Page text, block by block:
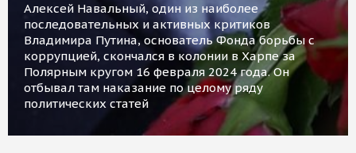
Алексей Навальный, один из наиболее
последовательных и активных критиков
Владимира Путина, основатель Фонда борьбы с
коррупцией, скончался в колонии в Харпе за
Полярным кругом 16 февраля 2024 года. Он
отбывал там наказание по целому ряду
политических статей